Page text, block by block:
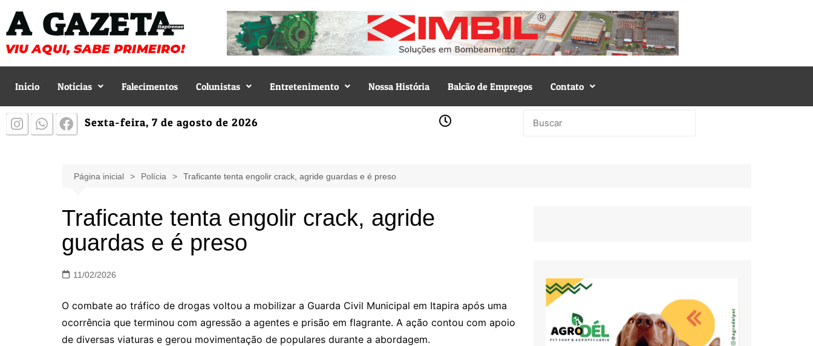
Início Notícias Falecimentos Colunistas Entretenimento Nossa História Balcão de Empregos Contato
Sexta-feira, 7 de agosto de 2026
Página inicial Polícia Traficante tenta engolir crack, agride guardas e é preso
Traficante tenta engolir crack, agride
guardas e é preso
11/02/2026
O combate ao tráfico de drogas voltou a mobilizar a Guarda Civil Municipal em Itapira após uma
ocorrência que terminou com agressão a agentes e prisão em flagrante. A ação contou com apoio
de diversas viaturas e gerou movimentação de populares durante a abordagem.